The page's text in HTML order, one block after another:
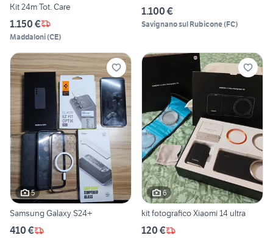
Kit 24m Tot. Care
1.150 €
Maddaloni(CE)
1.100 €
Savignano sul Rubicone(FC)
5
Samsung Galaxy S24+
410 €
6
kit fotografico Xiaomi 14 ultra
120 €